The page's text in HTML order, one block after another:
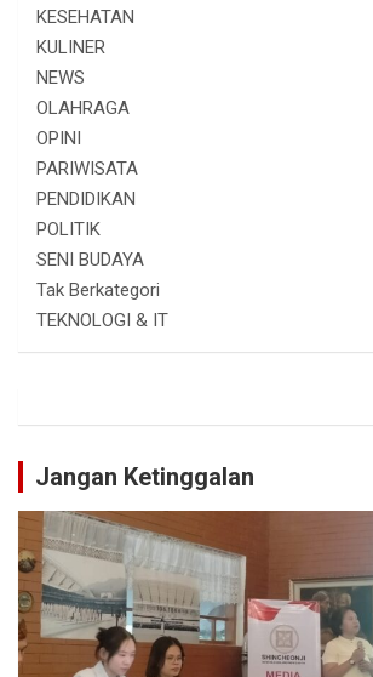
KESEHATAN
KULINER
NEWS
OLAHRAGA
OPINI
PARIWISATA
PENDIDIKAN
POLITIK
SENI BUDAYA
Tak Berkategori
TEKNOLOGI & IT
Jangan Ketinggalan